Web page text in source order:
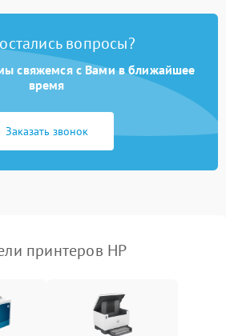
вопросы?
свяжемся с Вами в ближайшее
время
Заказать звонок
принтеров HP